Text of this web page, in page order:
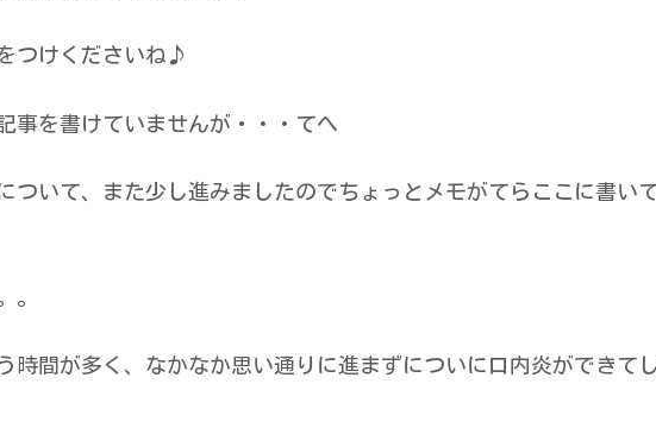
つけくださいね♪
事を書けていませんが・・・てへ
ついて、また少し進みましたのでちょっとメモがてらここに書い
。
時間が多く、なかなか思い通りに進まずについに口内炎ができて